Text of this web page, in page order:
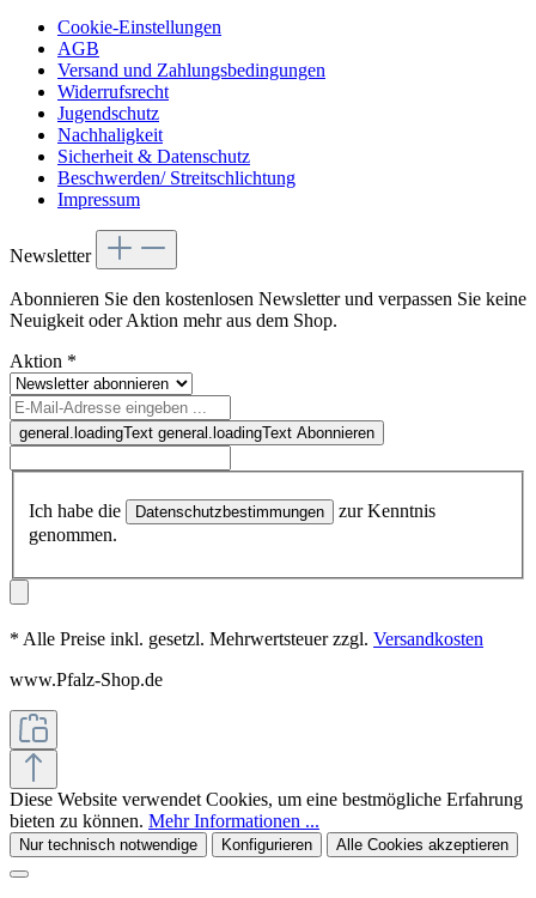
Cookie-Einstellungen
AGB
Versand und Zahlungsbedingungen
Widerrufsrecht
Jugendschutz
Nachhaligkeit
Sicherheit & Datenschutz
Beschwerden/ Streitschlichtung
Impressum
Newsletter
Abonnieren Sie den kostenlosen Newsletter und verpassen Sie keine
Neuigkeit oder Aktion mehr aus dem Shop.
Aktion *
general.loadingText general.loadingText Abonnieren
Ich habe die Datenschutzbestimmungen
zur Kenntnis
genommen.
* Alle Preise inkl. gesetzl. Mehrwertsteuer zzgl. Versandkosten
www.Pfalz-Shop.de
Diese Website verwendet Cookies, um eine bestmögliche Erfahrung
bieten zu können. Mehr Informationen ...
Nur technisch notwendige Konfigurieren Alle Cookies akzeptieren